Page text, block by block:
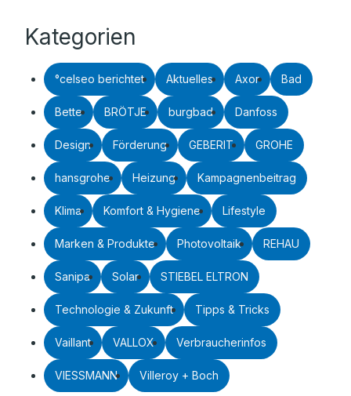
Kategorien
°celseo berichtet Aktuelles Axor Bad
Bette BRÖTJE burgbad Danfoss
Design Förderung GEBERIT GROHE
hansgrohe Heizung Kampagnenbeitrag
Klima Komfort & Hygiene Lifestyle
Marken & Produkte Photovoltaik REHAU
Sanipa Solar STIEBEL ELTRON
Technologie & Zukunft Tipps & Tricks
Vaillant VALLOX Verbraucherinfos
VIESSMANN Villeroy + Boch